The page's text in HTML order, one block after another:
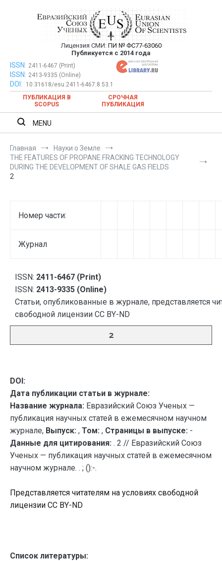
Евразийский Союз Ученых —
публикация научных статей в
ежемесячном научном журнале
Лицензия СМИ: ПИ № ФС77-63060
Публикуется с 2014 года
Евразийский Союз Ученых — публикация научных статей в
ежемесячном научном журнале
ISSN: 2411-6467 (Print)
ISSN: 2413-9335 (Online)
DOI:
10.31618/esu.2411-6467.8.53.1
ПУБЛИКАЦИЯ В
SCOPUS
СРОЧНАЯ
ПУБЛИКАЦИЯ
MENU
Главная
Науки о Земле
THE FEATURES OF PROPANE FRACKING TECHNOLOGY
DURING THE DEVELOPMENT OF SHALE GAS FIELDS
2
Номер части:
Журнал
ISSN: 2411-6467 (Print)
ISSN: 2413-9335 (Online)
Статьи, опубликованные в журнале, представляется
свободной лицензии CC BY-ND
2
DOI:
Дата публикации статьи в журнале:
Название журнала: Евразийский Союз Ученых —
публикация научных статей в ежемесячном научном
журнале, Выпуск: , Том: , Страницы в выпуске: -
Данные для цитирования: . 2 // Евразийский Союз
Ученых — публикация научных статей в ежемесячном
научном журнале. . ; ():-.
Представляется читателям на условиях свободной
лицензии CC BY-ND
Список литературы: